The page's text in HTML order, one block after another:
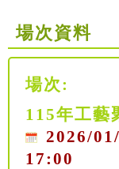
場次資料
場次:
115年工藝
2026/
17:00